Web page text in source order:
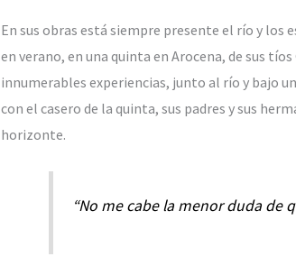
En sus obras está siempre presente el río y los
en verano, en una quinta en Arocena, de sus
innumerables experiencias, junto al río y bajo
con el casero de la quinta, sus padres y sus
horizonte.
“No me cabe la menor duda de